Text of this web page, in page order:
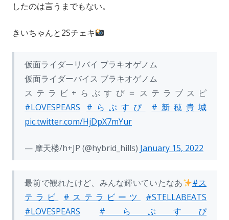
したのは言うまでもない。
きいちゃんと2Sチェキ
仮面ライダーリバイ ブラキオゲノム
仮面ライダーバイス ブラキオゲノム
ステラビ+らぶすぴ＝ステラブスピ
#LOVESPEARS
#らぶすぴ
#新穂貴城
pic.twitter.com/HjDpX7mYur
— 摩天楼/h+JP (@hybrid_hills) January 15, 2022
最前で観れたけど、みんな輝いていたなあ
#ス
テラビ
#ステラビーツ
#STELLABEATS
#LOVESPEARS
#らぶすぴ